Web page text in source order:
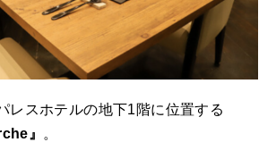
レスホテルの地下1階に位置する
』 。